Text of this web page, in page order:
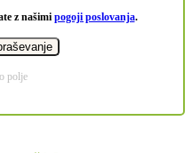
z našimi pogoji poslovanja.
polje